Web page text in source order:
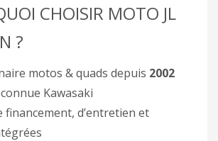
CHOISIR MOTO JL
?
motos & quads depuis 2002
Kawasaki
financement, d’entretien et